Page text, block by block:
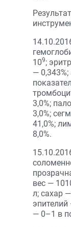
109;
—
3,0%;
3,0%;
41,0%;
8,0%.
вес —
л; сахар
— 0–1 в